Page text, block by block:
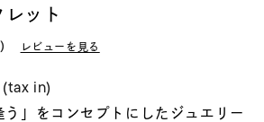
ット
レビューを見る
(tax in)
う」をコンセプトにしたジュエリー